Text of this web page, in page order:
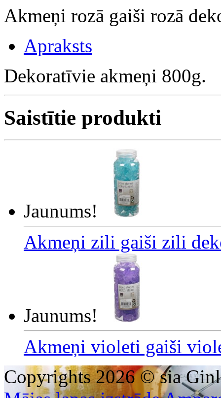
Akmeņi rozā gaiši rozā
Apraksts
Dekoratīvie akmeņi 800g.
Saistītie produkti
Jaunums!
Akmeņi zili gaiši zili
Jaunums!
Akmeņi violeti gaiši
Copyrights 2026 © sia